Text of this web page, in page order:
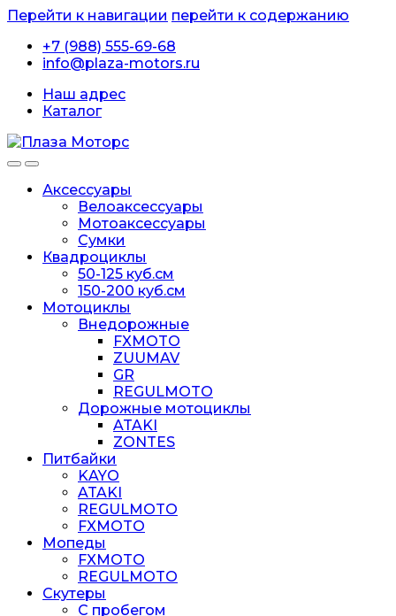
Перейти к навигации перейти к содержанию
+7 (988) 555-69-68
info@plaza-motors.ru
Наш адрес
Каталог
Аксессуары
Велоаксессуары
Мотоаксессуары
Сумки
Квадроциклы
50-125 куб.см
150-200 куб.см
Мотоциклы
Внедорожные
FXMOTO
ZUUMAV
GR
REGULMOTO
Дорожные мотоциклы
ATAKI
ZONTES
Питбайки
KAYO
ATAKI
REGULMOTO
FXMOTO
Мопеды
FXMOTO
REGULMOTO
Скутеры
С пробегом